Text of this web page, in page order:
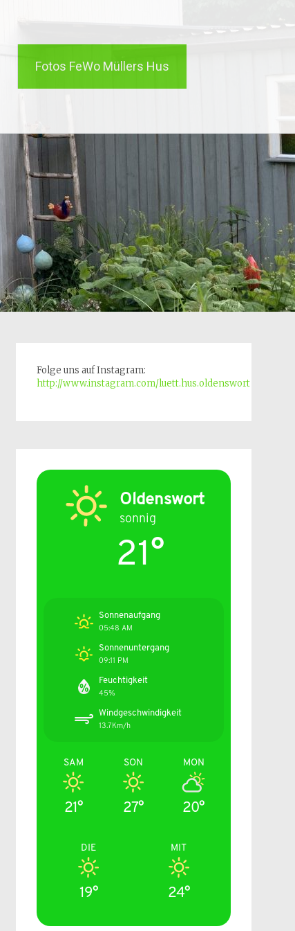
Fotos FeWo Müllers Hus
Folge uns auf Instagram:
http://www.instagram.com/luett.hus.oldenswort
Oldenswort
sonnig
21°
Sonnenaufgang
05:48 AM
Sonnenuntergang
09:11 PM
Feuchtigkeit
45%
Windgeschwindigkeit
13.7Km/h
SAM
21°
SON
27°
MON
20°
DIE
19°
MIT
24°